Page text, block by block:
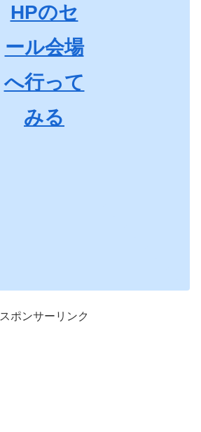
HPのセ
ール会場
へ行って
みる
スポンサーリンク